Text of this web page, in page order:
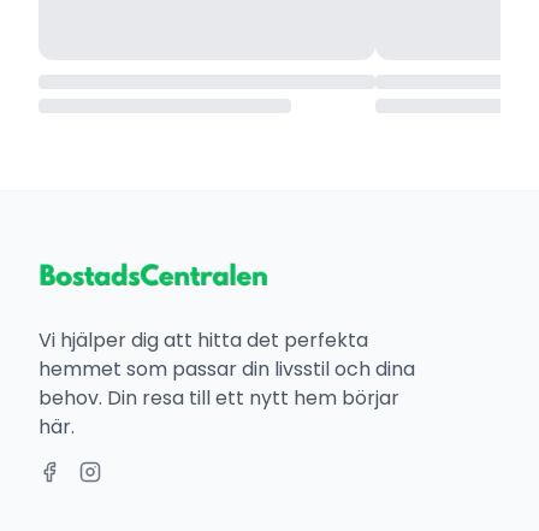
Vi hjälper dig att hitta det perfekta
hemmet som passar din livsstil och dina
behov. Din resa till ett nytt hem börjar
här.